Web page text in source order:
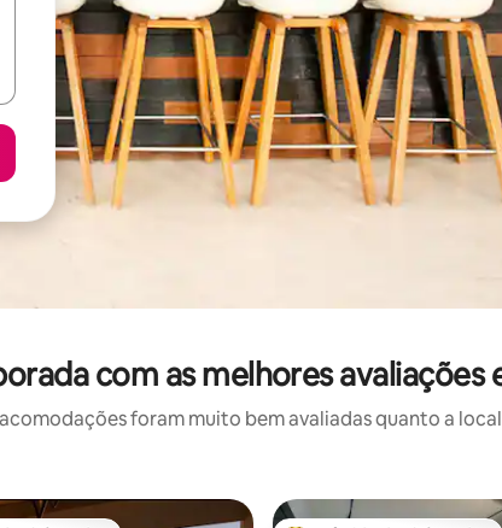
com as melhores avaliações
foram muito bem avaliadas quanto a